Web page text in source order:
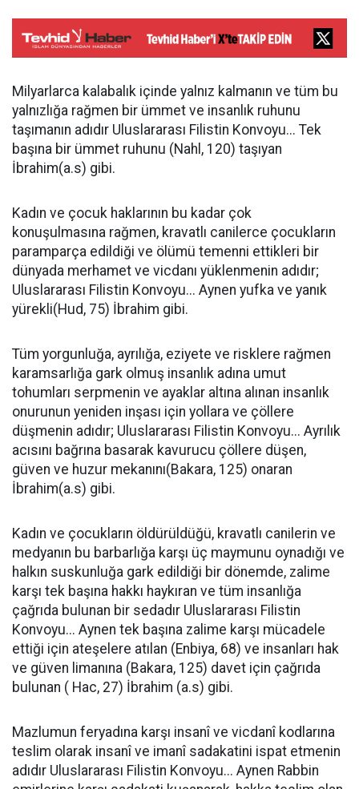
Milyarlarca kalabalık içinde yalnız kalmanın ve tüm bu
yalnızlığa rağmen bir ümmet ve insanlık ruhunu
taşımanın adıdır Uluslararası Filistin Konvoyu... Tek
başına bir ümmet ruhunu (Nahl, 120) taşıyan
İbrahim(a.s) gibi.
Kadın ve çocuk haklarının bu kadar çok
konuşulmasına rağmen, kravatlı canilerce çocukların
paramparça edildiği ve ölümü temenni ettikleri bir
dünyada merhamet ve vicdanı yüklenmenin adıdır;
Uluslararası Filistin Konvoyu... Aynen yufka ve yanık
yürekli(Hud, 75) İbrahim gibi.
Tüm yorgunluğa, ayrılığa, eziyete ve risklere rağmen
karamsarlığa gark olmuş insanlık adına umut
tohumları serpmenin ve ayaklar altına alınan insanlık
onurunun yeniden inşası için yollara ve çöllere
düşmenin adıdır; Uluslararası Filistin Konvoyu... Ayrılık
acısını bağrına basarak kavurucu çöllere düşen,
güven ve huzur mekanını(Bakara, 125) onaran
İbrahim(a.s) gibi.
Kadın ve çocukların öldürüldüğü, kravatlı canilerin ve
medyanın bu barbarlığa karşı üç maymunu oynadığı ve
halkın suskunluğa gark edildiği bir dönemde, zalime
karşı tek başına hakkı haykıran ve tüm insanlığa
çağrıda bulunan bir sedadır Uluslararası Filistin
Konvoyu... Aynen tek başına zalime karşı mücadele
ettiği için ateşelere atılan (Enbiya, 68) ve insanları hak
ve güven limanına (Bakara, 125) davet için çağrıda
bulunan ( Hac, 27) İbrahim (a.s) gibi.
Mazlumun feryadına karşı insanî ve vicdanî kodlarına
teslim olarak insanî ve imanî sadakatini ispat etmenin
adıdır Uluslararası Filistin Konvoyu... Aynen Rabbin